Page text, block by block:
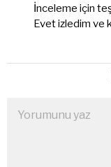
İnceleme için
Evet izledim ve